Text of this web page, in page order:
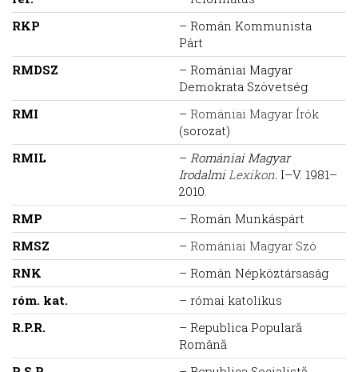
RKP
– Román Kommunista
Párt
RMDSZ
– Romániai Magyar
Demokrata Szövetség
RMI
– Romániai Magyar Írók
(sorozat)
RMIL
– Romániai Magyar
IrodalmiLexikon. I–V. 1981–
2010.
RMP
– Román Munkáspárt
RMSZ
– Romániai Magyar Szó
RNK
– Román Népköztársaság
róm. kat.
– római katolikus
R.P.R.
– Republica Populară
Română